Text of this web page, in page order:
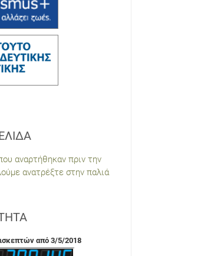
αναρτήθηκαν πριν την
ανατρέξτε στην παλιά
από 3/5/2018